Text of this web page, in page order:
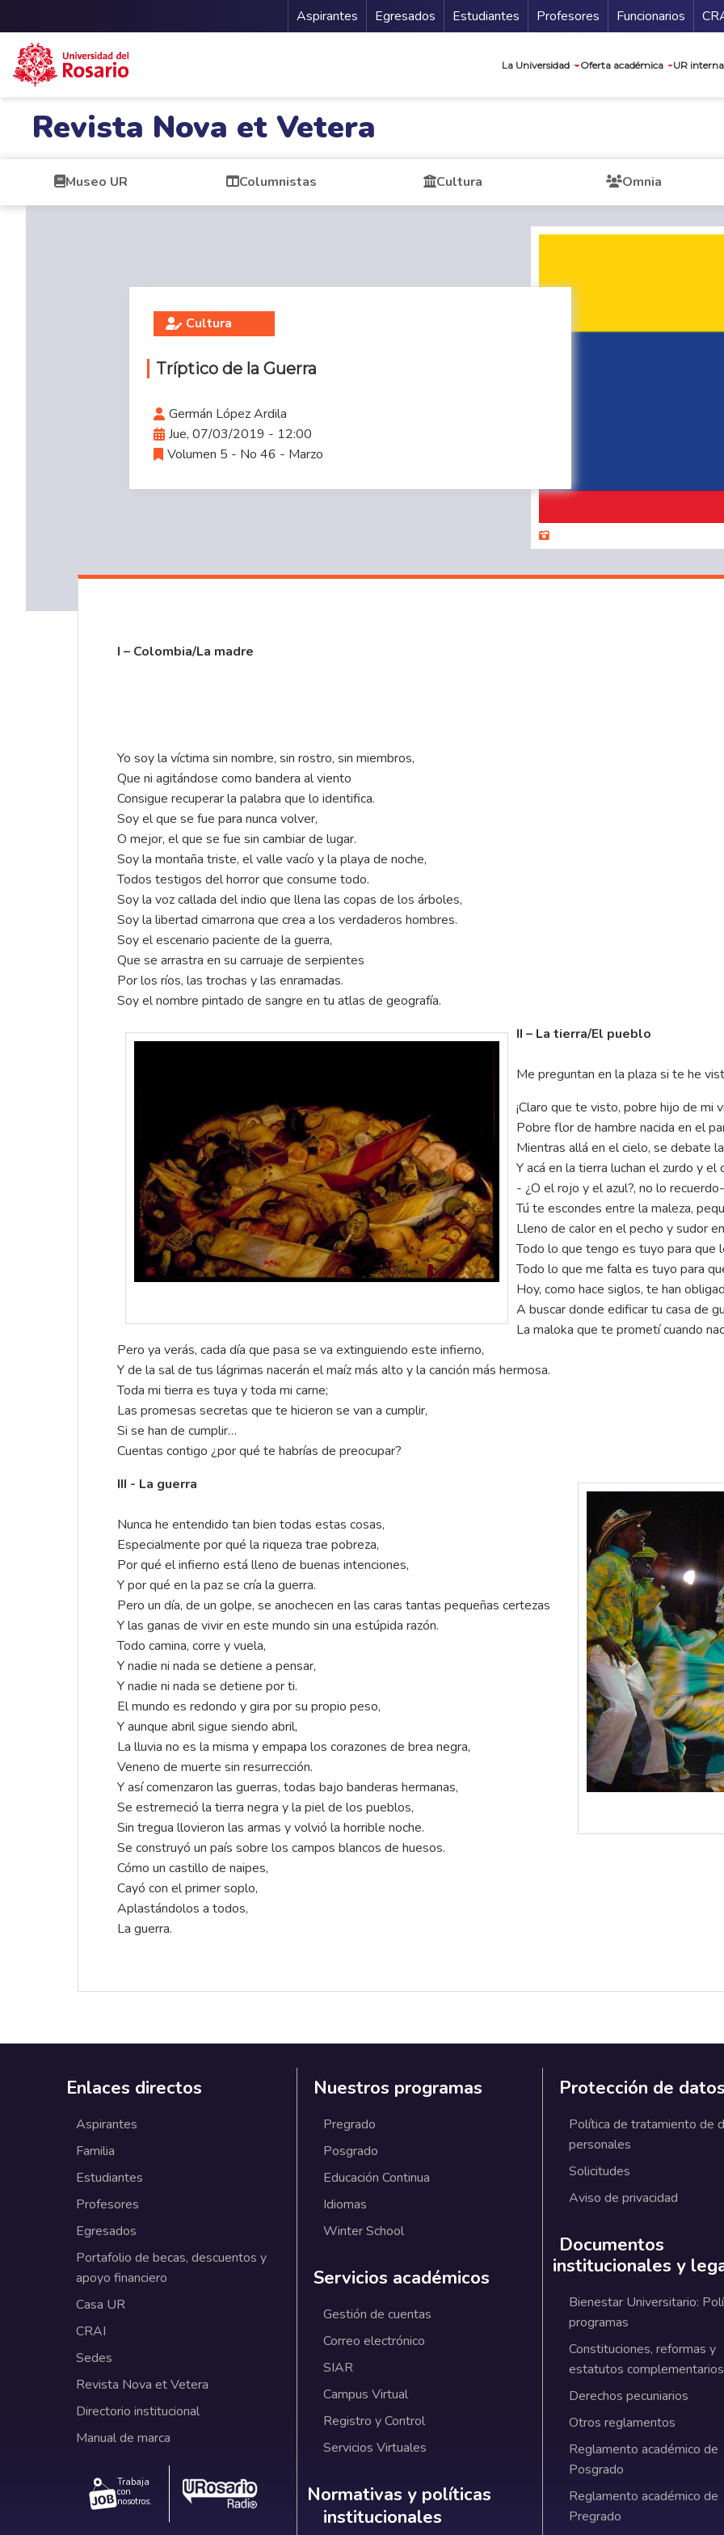
Menu Secundario
Aspirantes Egresados Estudiantes Profesores Funcionarios
La Universidad Oferta académica UR
Revista Nova et Vetera
Museo UR Columnistas Cultura Omnia
Cultura
Tríptico de la Guerra
Germán López Ardila
Jue, 07/03/2019 - 12:00
Volumen 5 - No 46 - Marzo
I – Colombia/La madre
Yo soy la víctima sin nombre, sin rostro, sin miembros,
Que ni agitándose como bandera al viento
Consigue recuperar la palabra que lo identifica.
Soy el que se fue para nunca volver,
O mejor, el que se fue sin cambiar de lugar.
Soy la montaña triste, el valle vacío y la playa de noche,
Todos testigos del horror que consume todo.
Soy la voz callada del indio que llena las copas de los árboles,
Soy la libertad cimarrona que crea a los verdaderos hombres.
Soy el escenario paciente de la guerra,
Que se arrastra en su carruaje de serpientes
Por los ríos, las trochas y las enramadas.
Soy el nombre pintado de sangre en tu atlas de geografía.
II – La tierra/El pueblo
Me preguntan en la plaza si te he
¡Claro que te visto, pobre hijo de mi
Pobre flor de hambre nacida en el
Mientras allá en el cielo, se debate
Y acá en la tierra luchan el zurdo y el
- ¿O el rojo y el azul?, no lo
Tú te escondes entre la maleza,
Lleno de calor en el pecho y sudor
Todo lo que tengo es tuyo para que
Todo lo que me falta es tuyo para
Hoy, como hace siglos, te han
A buscar donde edificar tu casa de
La maloka que te prometí cuando
Pero ya verás, cada día que pasa se va extinguiendo este infierno,
Y de la sal de tus lágrimas nacerán el maíz más alto y la canción más hermosa.
Toda mi tierra es tuya y toda mi carne;
Las promesas secretas que te hicieron se van a cumplir,
Si se han de cumplir…
Cuentas contigo ¿por qué te habrías de preocupar?
III - La guerra
Nunca he entendido tan bien todas estas cosas,
Especialmente por qué la riqueza trae pobreza,
Por qué el infierno está lleno de buenas intenciones,
Y por qué en la paz se cría la guerra.
Pero un día, de un golpe, se anochecen en las caras tantas pequeñas certezas
Y las ganas de vivir en este mundo sin una estúpida razón.
Todo camina, corre y vuela,
Y nadie ni nada se detiene a pensar,
Y nadie ni nada se detiene por ti.
El mundo es redondo y gira por su propio peso,
Y aunque abril sigue siendo abril,
La lluvia no es la misma y empapa los corazones de brea negra,
Veneno de muerte sin resurrección.
Y así comenzaron las guerras, todas bajo banderas hermanas,
Se estremeció la tierra negra y la piel de los pueblos,
Sin tregua llovieron las armas y volvió la horrible noche.
Se construyó un país sobre los campos blancos de huesos.
Cómo un castillo de naipes,
Cayó con el primer soplo,
Aplastándolos a todos,
La guerra.
Enlaces directos
Aspirantes
Familia
Estudiantes
Profesores
Egresados
Portafolio de becas, descuentos y
apoyo financiero
Casa UR
CRAI
Sedes
Revista Nova et Vetera
Directorio institucional
Manual de marca
Trabaja
con
nosotros.
Nuestros programas
Pregrado
Posgrado
Educación Continua
Idiomas
Winter School
Servicios académicos
Gestión de cuentas
Correo electrónico
SIAR
Campus Virtual
Registro y Control
Servicios Virtuales
Normativas y políticas institucionales
Normativas y políticas
institucionales
Protección de
Política de tratamiento de
personales
Solicitudes
Aviso de privacidad
Documentos
institucionales y
Bienestar Universitario:
programas
Constituciones, reformas y
estatutos complementarios
Derechos pecuniarios
Otros reglamentos
Reglamento académico de
Posgrado
Reglamento académico de
Pregrado